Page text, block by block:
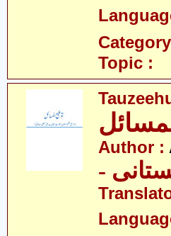
Topic :
Author :